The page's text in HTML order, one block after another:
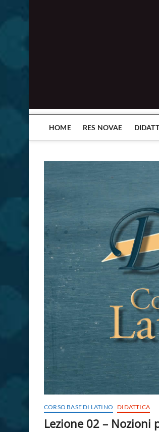
HOME RES NOVAE
CORSO BASE DI LATINO DIDATTICA
Lezione 02 –